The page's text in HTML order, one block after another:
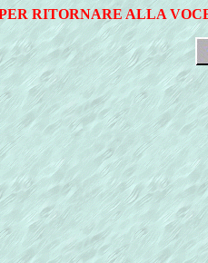
RITORNARE ALLA